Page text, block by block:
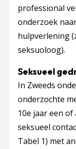
professional
onderzoek
hulpverlening
seksuoloog).
Seksueel
In Zweeds
onderzochte
10e jaar een
seksueel
Tabel 1) met